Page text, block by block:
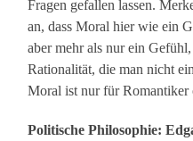
Fragen gefallen lassen.
an, dass Moral hier wie ein
aber mehr als nur ein
Rationalität, die man nicht
Moral ist nur für Romantiker
Politische Philosophie: